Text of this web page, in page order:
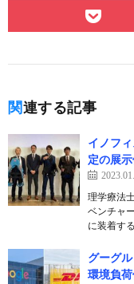
関連する記事
イノフ
定の展
理学療法
ベンチャ
に装着す
グーグ
環境負